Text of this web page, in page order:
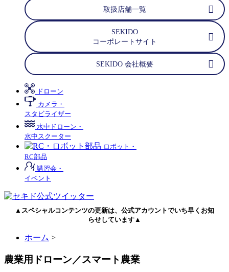
取扱店舗一覧
SEKIDO
コーポレートサイト
SEKIDO 会社概要
ドローン
カメラ・
スタビライザー
水中ドローン・
水中スクーター
ロボット・
RC部品
講習会・
イベント
▲スペシャルコンテンツの更新は、公式アカウントでいち早くお知
らせしています▲
ホーム >
農業用ドローン／スマート農業